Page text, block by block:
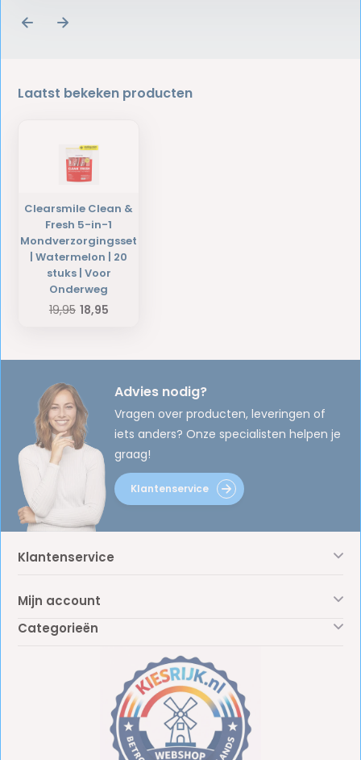
Laatst bekeken producten
Clearsmile Clean &
Fresh 5-in-1
Mondverzorgingsset
| Watermelon | 20
stuks | Voor
Onderweg
19,95 18,95
Advies nodig?
Vragen over producten, leveringen of
iets anders? Onze specialisten helpen je
graag!
Klantenservice
Klantenservice
Mijn account
Categorieën